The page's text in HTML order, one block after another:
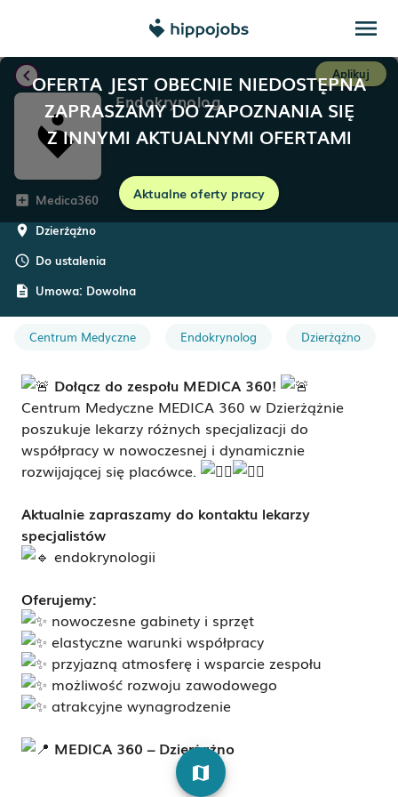
menu
OFERTA JEST OBECNIE NIEDOSTĘPNA
ZAPRASZAMY DO ZAPOZNANIA SIĘ
Z INNYMI AKTUALNYMI OFERTAMI
Aktualne oferty pracy
chevron_left Aplikuj
Endokrynolog
add_box Medica360
room Dzierżążno
schedule Do ustalenia
description Umowa: Dowolna
Centrum Medyczne Endokrynolog Dzierżążno
Dołącz do zespołu MEDICA 360!
Centrum Medyczne MEDICA 360 w Dzierżążnie
poszukuje lekarzy różnych specjalizacji do
współpracy w nowoczesnej i dynamicznie
rozwijającej się placówce.
Aktualnie zapraszamy do kontaktu lekarzy
specjalistów
endokrynologii
Oferujemy:
nowoczesne gabinety i sprzęt
elastyczne warunki współpracy
przyjazną atmosferę i wsparcie zespołu
możliwość rozwoju zawodowego
atrakcyjne wynagrodzenie
MEDICA 360 – Dzierżążno
map